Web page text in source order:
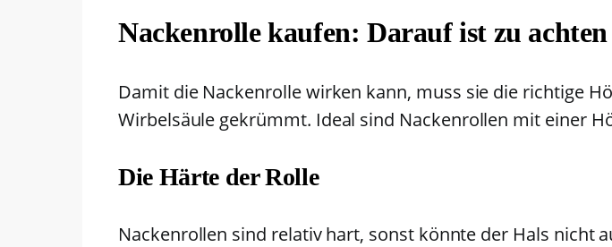
Nackenrolle kaufen: Darauf ist zu achten
Damit die Nackenrolle wirken kann, muss sie die richtige
Wirbelsäule gekrümmt. Ideal sind Nackenrollen mit einer
Die Härte der Rolle
Nackenrollen sind relativ hart, sonst könnte der Hals nicht